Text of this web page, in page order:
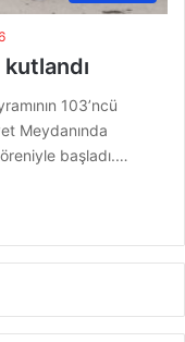
103’ncü
Meydanında
başladı.…